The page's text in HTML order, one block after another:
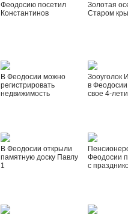
Феодосию посетил
Константинов
Золотая
Старом
В Феодосии можно
регистрировать
недвижимость
Зооуголок
в
свое 4-
В Феодосии открыли
памятную доску Павлу
1
Феодосии
с